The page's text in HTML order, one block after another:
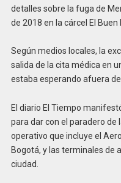
detalles sobre la fuga de
de 2018 en la cárcel El Buen
Según medios locales, la
salida de la cita médica en
estaba esperando afuera
El diario El Tiempo
para dar con el paradero de
operativo que incluye el
Bogotá, y las terminales de
ciudad.